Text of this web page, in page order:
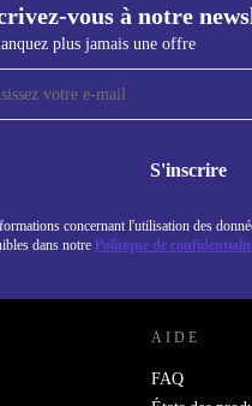
vous à notre
plus jamais une offre
S'inscrire
concernant l'utilisation des
dans notre Politique de
infos de
offre.
politique de
- RETHINK NEW.
AIDE
FAQ